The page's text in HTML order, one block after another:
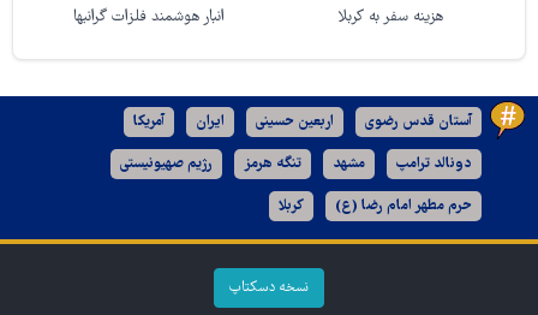
هزینه سفر به کربلا انبار هوشمند فلزات گرانبها
آستان قدس رضوی اربعین حسینی ایران آمریکا
دونالد ترامپ مشهد تنگه هرمز رژیم صهیونیستی
حرم مطهر امام رضا (ع) کربلا
نسخه دسکتاپ